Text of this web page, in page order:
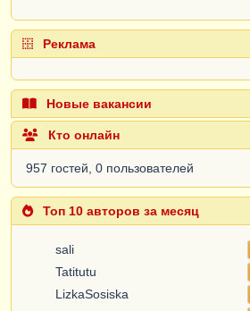
Реклама
Новые вакансии
Кто онлайн
957 гостей, 0 пользователей
Топ 10 авторов за месяц
sali
Tatitutu
LizkaSosiska